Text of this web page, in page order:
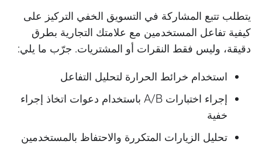
يتطلب تتبع المشاركة في التسويق الخفي التركيز على
كيفية تفاعل المستخدمين مع علامتك التجارية بطرق
دقيقة، وليس فقط النقرات أو المشتريات. جرّب ما يلي:
استخدام خرائط الحرارة لتحليل التفاعل
إجراء اختبارات A/B باستخدام دعوات اتخاذ إجراء
خفية
تحليل الزيارات المتكررة والاحتفاظ بالمستخدمين